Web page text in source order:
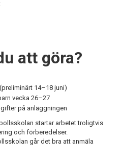
att göra?
14–18 juni)
vecka 26–27
på anläggningen
startar arbetet troligtvis
och förberedelser.
går det bra att anmäla